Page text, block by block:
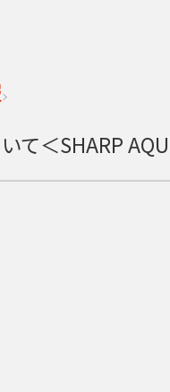
て＜SHARP